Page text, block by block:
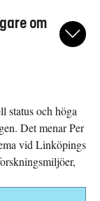
om
begreppet är
är
en skola och ett
begrepp
Lärare löser
här projektet,
status och höga
Det menar Per
vid Linköpings